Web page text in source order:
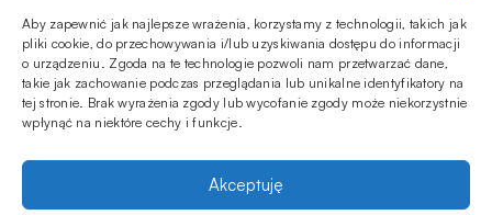
Aby zapewnić jak najlepsze wrażenia, korzystamy z technologii, takich jak
pliki cookie, do przechowywania i/lub uzyskiwania dostępu do informacji
o urządzeniu. Zgoda na te technologie pozwoli nam przetwarzać dane,
takie jak zachowanie podczas przeglądania lub unikalne identyfikatory na
tej stronie. Brak wyrażenia zgody lub wycofanie zgody może niekorzystnie
wpłynąć na niektóre cechy i funkcje.
Akceptuję
ПРОДУКТЫ
КальяныЧашиУгли и розжигПродукты безникотиновые
ИНФОРМАЦИЯ
АКЦИИFAQФирмыПравила работы магазинаПолитика
конфиденциальности
Магазин Обучения
CYBUCH - SHISHA SKLEP